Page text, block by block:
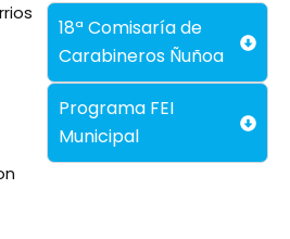
18ª Comisaría de
Carabineros Ñuñoa
Programa FEI
Municipal